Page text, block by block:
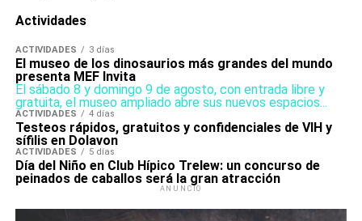
Actividades
ACTIVIDADES 3 días
El museo de los dinosaurios más grandes del mundo
presenta MEF Invita
El sábado 8 y domingo 9 de agosto, con entrada libre y
gratuita, el museo ampliado abre sus nuevos espacios...
ACTIVIDADES 4 días
Testeos rápidos, gratuitos y confidenciales de VIH y
sífilis en Dolavon
ACTIVIDADES 5 días
Día del Niño en Club Hípico Trelew: un concurso de
peinados de caballos será la gran atracción
ANUNCIO